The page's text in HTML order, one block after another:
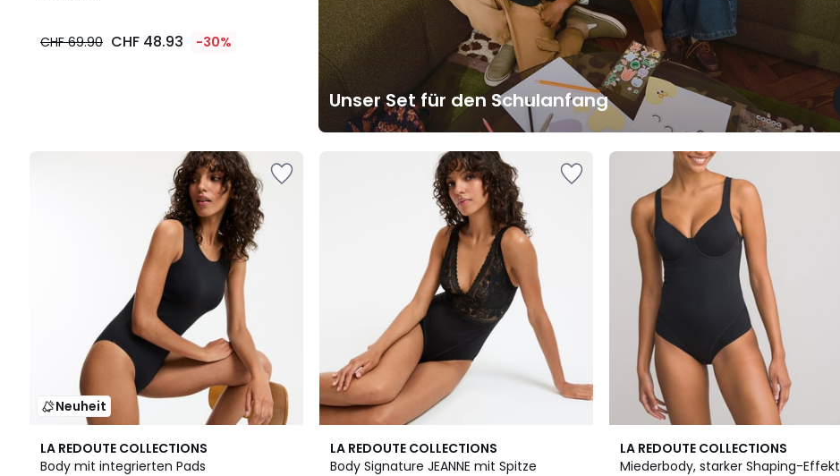
CHF 69.90 CHF 48.93 -30%
Unser Set für den Schulanfang
Neuheit
LA REDOUTE COLLECTIONS
Body mit integrierten Pads
2
Farben
LA REDOUTE COLLECTIONS
Body Signature JEANNE mit Spitze
4.6
/ 5
LA REDOUTE COLLECTIONS
Miederbody, starker Shaping-Effekt
3.8
/ 5
2
Farben